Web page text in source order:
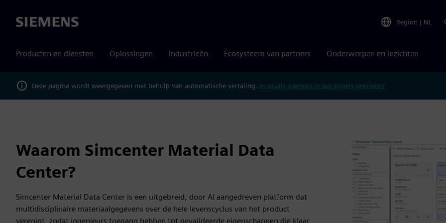
Siemens Region | NL
Producten en diensten Oplossingen Industrieën Ecosysteem van partners Onderwerpen en inzichten
Deze pagina wordt weergegeven met behulp van automatische vertaling. In plaats daarvan in het Engels bekijken?
Waarom Simcenter Material Data
Center?
Simcenter Material Data Center is een uitgebreid, door AI aangedreven platform dat
multidisciplinaire materiaalgegevens over de hele levenscyclus van het product
verenigt, zodat ingenieurs toegang hebben tot gevalideerde eigenschappen die klaar